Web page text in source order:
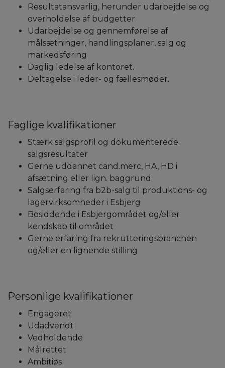
Resultatansvarlig, herunder udarbejdelse og
overholdelse af budgetter
Udarbejdelse og gennemførelse af
målsætninger, handlingsplaner, salg og
markedsføring
Daglig ledelse af kontoret.
Deltagelse i leder- og fællesmøder.
Faglige kvalifikationer
Stærk salgsprofil og dokumenterede
salgsresultater
Gerne uddannet cand.merc, HA, HD i
afsætning eller lign. baggrund
Salgserfaring fra b2b-salg til produktions- og
lagervirksomheder i Esbjerg
Bosiddende i Esbjergområdet og/eller
kendskab til området
Gerne erfaríng fra rekrutteringsbranchen
og/eller en lignende stilling
Personlige kvalifikationer
Engageret
Udadvendt
Vedholdende
Målrettet
Ambitiøs